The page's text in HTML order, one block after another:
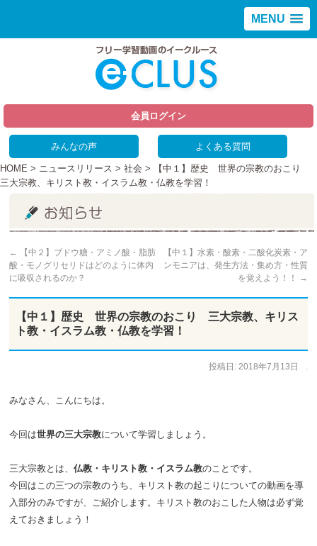
MENU
会員ログイン
みんなの声 よくある質問
HOME > ニュースリリース > 社会 > 【中１】歴史 世界の宗教のおこり
三大宗教、キリスト教・イスラム教・仏教を学習！
←
【中２】ブドウ糖・アミノ酸・脂肪
酸・モノグリセリドはどのように体内
に吸収されるのか？
【中１】水素・酸素・二酸化炭素・ア
ンモニアは、発生方法・集め方・性質
を覚えよう！！
→
【中１】歴史 世界の宗教のおこり 三大宗教、キリス
ト教・イスラム教・仏教を学習！
投稿日: 2018年7月13日
みなさん、こんにちは。
今回は世界の三大宗教について学習しましょう。
三大宗教とは、仏教・キリスト教・イスラム教のことです。
今回はこの三つの宗教のうち、キリスト教の起こりについての動画を導
入部分のみですが、ご紹介します。キリスト教のおこした人物は必ず覚
えておきましょう！